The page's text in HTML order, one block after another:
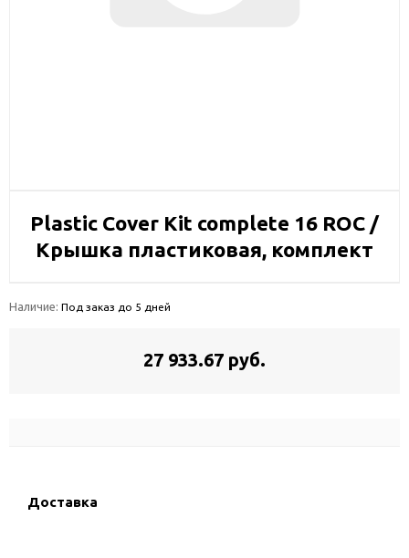
Plastic Cover Kit complete 16 ROC /
Крышка пластиковая, комплект
Наличие: Под заказ до 5 дней
27 933.67 руб.
Доставка